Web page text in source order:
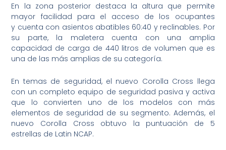
En la zona posterior destaca la altura que permite
mayor facilidad para el acceso de los ocupantes
y cuenta con asientos abatibles 60:40 y reclinables. Por
su parte, la maletera cuenta con una amplia
capacidad de carga de 440 litros de volumen que es
una de las más amplias de su categoría.
En temas de seguridad, el nuevo Corolla Cross llega
con un completo equipo de seguridad pasiva y activa
que lo convierten uno de los modelos con más
elementos de seguridad de su segmento. Además, el
nuevo Corolla Cross obtuvo la puntuación de 5
estrellas de Latin NCAP.